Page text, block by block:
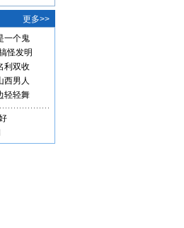
更多>>
一个鬼
怪发明
利双收
西男人
轻轻舞